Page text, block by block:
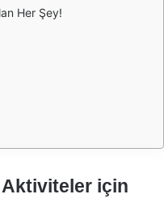
Her Şey!
Aktiviteler için